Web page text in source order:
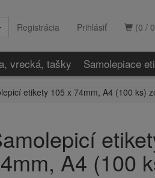
(0 /
Registrácia Prihlásiť
vrecká, tašky Samolepiace
etikety 105 x 74mm, A4 (100 ks)
A4 (100